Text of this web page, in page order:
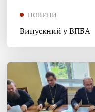
НОВИНИ
Випускний у ВПБА